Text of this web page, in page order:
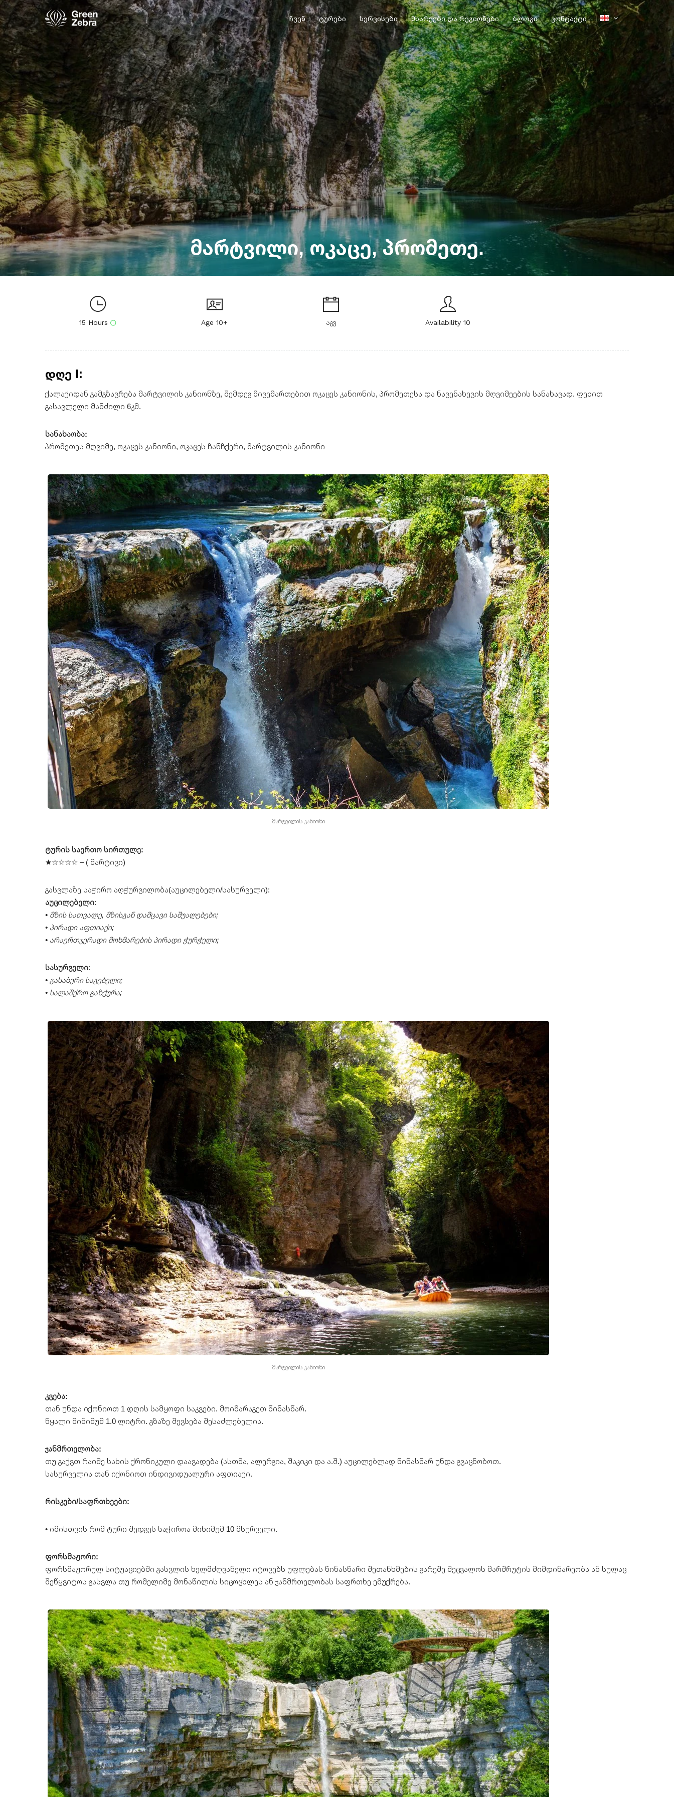
ჩვენ ტურები სერვისები მხარეები და რეგიონები ბლოგი კონტაქტი
მარტვილი, ოკაცე, პრომეთე.
15 Hours Age 10+ აგვ Availability 10
დღე I:
ქალაქიდან გამგზავრება მარტვილის კანიონზე, შემდეგ მივემართებით ოკაცეს კანიონის, პრომეთესა და ნავენახევის მღვიმეების სანახავად. ფეხით
გასავლელი მანძილი 6კმ.
სანახაობა:
პრომეთეს მღვიმე, ოკაცეს კანიონი, ოკაცეს ჩანჩქერი, მარტვილის კანიონი
მარტვილის კანიონი
ტურის საერთო სირთულე:
★☆☆☆☆ – ( მარტივი)
გასვლაზე საჭირო აღჭურვილობა(აუცილებელი/სასურველი):
აუცილებელი:
• მზის სათვალე, მზისგან დამცავი საშუალებები;
• პირადი აფთიაქი;
• არაერთჯერადი მოხმარების პირადი ჭურჭელი;
სასურველი:
• გასაბერი საგებელი;
• სალაშქრო გაზქურა;
მარტვილის კანიონი
კვება:
თან უნდა იქონიოთ 1 დღის სამყოფი საკვები. მოიმარაგეთ წინასწარ.
წყალი მინიმუმ 1.0 ლიტრი. გზაზე შევსება შესაძლებელია.
ჯანმრთელობა:
თუ გაქვთ რაიმე სახის ქრონიკული დაავადება (ასთმა, ალერგია, შაკიკი და ა.შ.) აუცილებლად წინასწარ უნდა გვაცნობოთ.
სასურველია თან იქონიოთ ინდივიდუალური აფთიაქი.
რისკები/საფრთხეები:
• იმისთვის რომ ტური შედგეს საჭიროა მინიმუმ 10 მსურველი.
ფორსმაჟორი:
ფორსმაჟორულ სიტუაციებში გასვლის ხელმძღვანელი იტოვებს უფლებას წინასწარი შეთანხმების გარეშე შეცვალოს მარშრუტის მიმდინარეობა ან სულაც
შეწყვიტოს გასვლა თუ რომელიმე მონაწილის სიცოცხლეს ან ჯანმრთელობას საფრთხე ემუქრება.